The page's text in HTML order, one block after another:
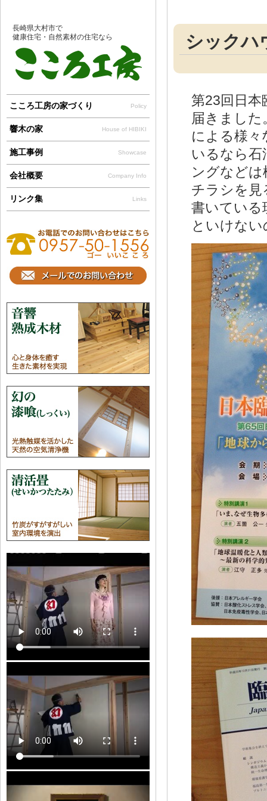
シックハ
第23回日本
届きました
による様
いるなら石
ングなど
チラシを見
書いている
といけな
長崎県大村市で
健康住宅・自然素材の住宅なら
こころ工房の家づくり Policy
響木の家 House of HIBIKI
施工事例 Showcase
会社概要 Company Info
リンク集 Links